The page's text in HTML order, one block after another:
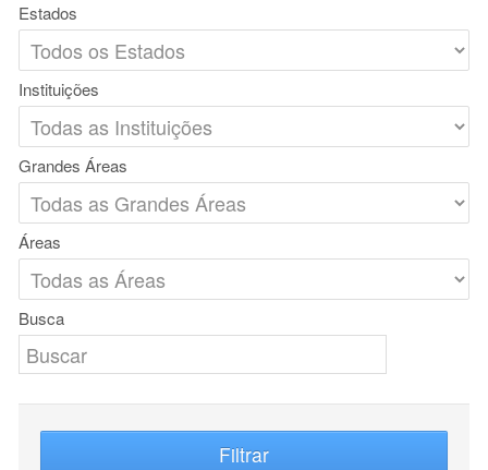
Estados
Instituições
Grandes Áreas
Áreas
Busca
Filtrar